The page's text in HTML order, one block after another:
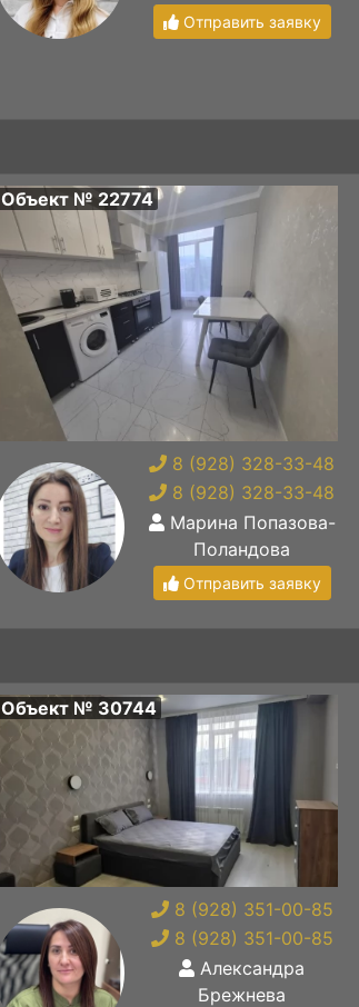
Отправить заявку
Объект № 22774
8 (928) 328-33-48
8 (928) 328-33-48
Марина Попазова-
Поландова
Отправить заявку
Объект № 30744
8 (928) 351-00-85
8 (928) 351-00-85
Александра
Брежнева